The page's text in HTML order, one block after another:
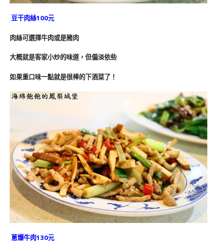
豆干肉絲100元
肉絲可選擇牛肉或是豬肉
大概就是客家小炒的味道，但偏淡依些
如果重口味一點就是很棒的下酒菜了！
蔥爆牛肉130元